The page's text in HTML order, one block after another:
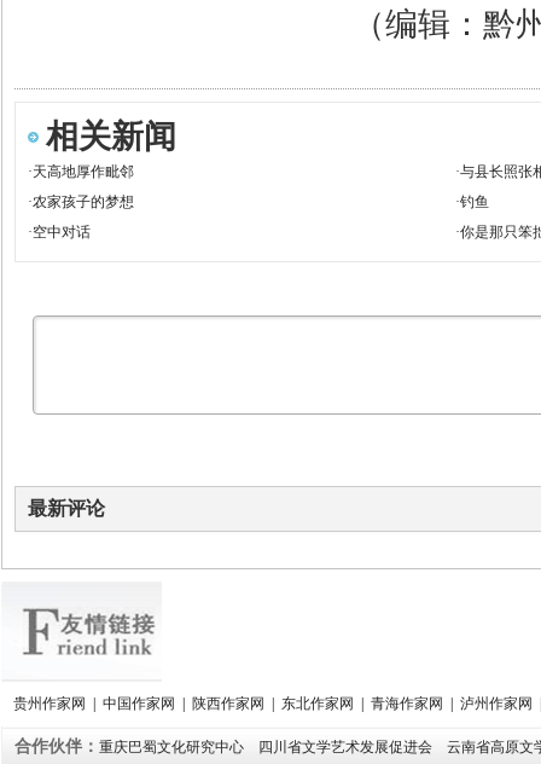
（编辑：黔
相关新闻
·天高地厚作毗邻 ·与县长照张
·农家孩子的梦想 ·钓鱼
·空中对话 ·你是那只笨
最新评论
贵州作家网 | 中国作家网 | 陕西作家网 | 东北作家网 | 青海作家网 | 泸州作家网
合作伙伴： 重庆巴蜀文化研究中心 四川省文学艺术发展促进会 云南省高原文